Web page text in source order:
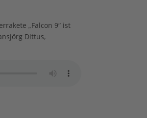
„Falcon 9“ ist
Dittus,